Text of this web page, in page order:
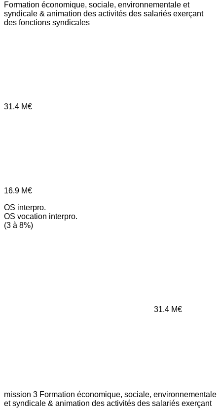
Formation économique, sociale, environnementale et
syndicale & animation des activités des salariés exerçant
des fonctions syndicales
31.4 M€
16.9 M€
OS interpro.
OS vocation interpro.
(3 à 8%)
31.4 M€
mission 3 Formation économique, sociale, environnementale
et syndicale & animation des activités des salariés exerçant